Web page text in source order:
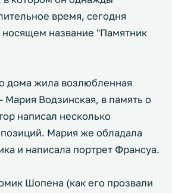
время, сегодня
носящем название "Памятник
дома жила возлюбленная
Водзинская, в память о
написал несколько
Мария же обладала
и написала портрет Франсуа.
Шопена (как его прозвали